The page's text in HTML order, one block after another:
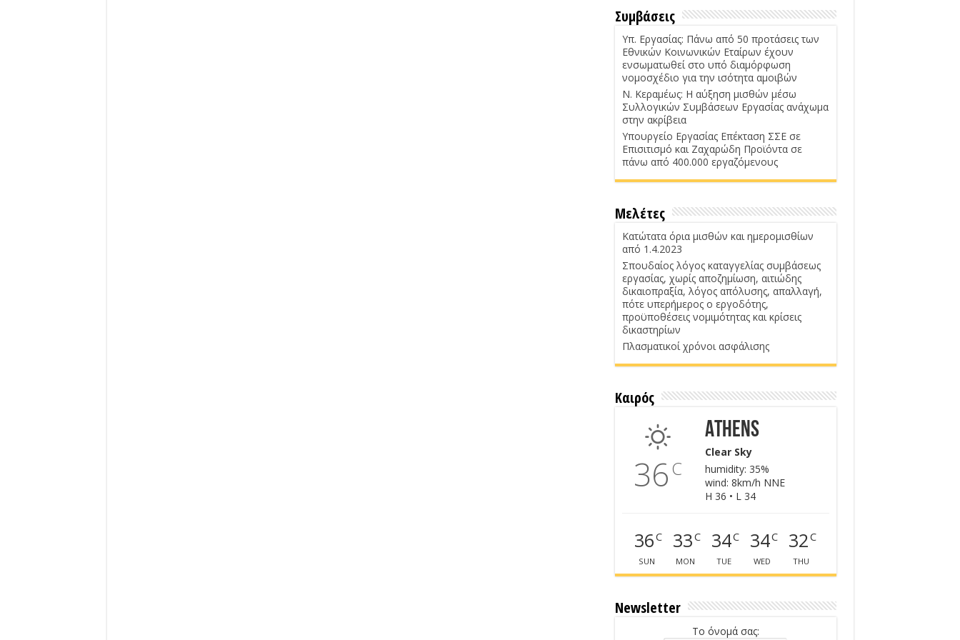
Συμβάσεις
Υπ. Εργασίας: Πάνω από 50 προτάσεις των
Εθνικών Κοινωνικών Εταίρων έχουν
ενσωματωθεί στο υπό διαμόρφωση
νομοσχέδιο για την ισότητα αμοιβών
Ν. Κεραμέως: Η αύξηση μισθών μέσω
Συλλογικών Συμβάσεων Εργασίας ανάχωμα
στην ακρίβεια
Υπουργείο Εργασίας Επέκταση ΣΣΕ σε
Επισιτισμό και Ζαχαρώδη Προϊόντα σε
πάνω από 400.000 εργαζόμενους
Μελέτες
Κατώτατα όρια μισθών και ημερομισθίων
από 1.4.2023
Σπουδαίος λόγος καταγγελίας συμβάσεως
εργασίας, χωρίς αποζημίωση, αιτιώδης
δικαιοπραξία, λόγος απόλυσης, απαλλαγή,
πότε υπερήμερος ο εργοδότης,
προϋποθέσεις νομιμότητας και κρίσεις
δικαστηρίων
Πλασματικοί χρόνοι ασφάλισης
Καιρός
36C
Athens
Clear Sky
humidity: 35%
wind: 8km/h NNE
H 36 • L 34
36C
SUN
33C
MON
34C
TUE
34C
WED
32C
THU
Newsletter
Το όνομά σας: